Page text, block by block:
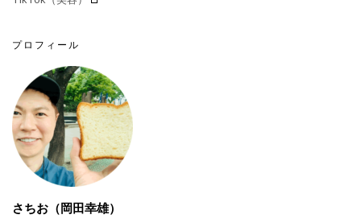
プロフィール
さちお（岡田幸雄）